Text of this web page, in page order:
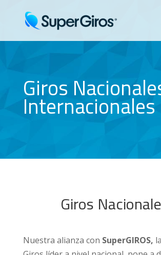
Giros
Internacionales
Giros
Nuestra alianza con SuperGIROS,